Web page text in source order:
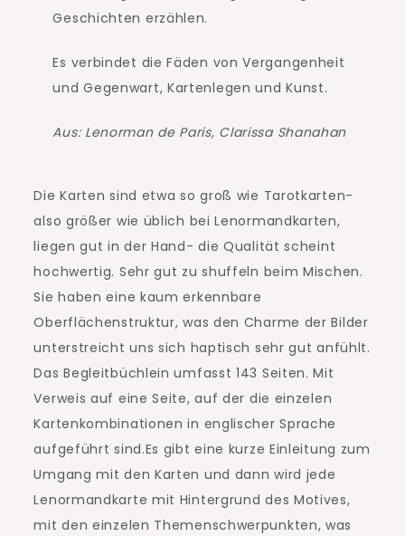
Geschichten erzählen.
Es verbindet die Fäden von Vergangenheit
und Gegenwart, Kartenlegen und Kunst.
Aus: Lenorman de Paris, Clarissa Shanahan
Die Karten sind etwa so groß wie Tarotkarten-
also größer wie üblich bei Lenormandkarten,
liegen gut in der Hand- die Qualität scheint
hochwertig. Sehr gut zu shuffeln beim Mischen.
Sie haben eine kaum erkennbare
Oberflächenstruktur, was den Charme der Bilder
unterstreicht uns sich haptisch sehr gut anfühlt.
Das Begleitbüchlein umfasst 143 Seiten. Mit
Verweis auf eine Seite, auf der die einzelen
Kartenkombinationen in englischer Sprache
aufgeführt sind.Es gibt eine kurze Einleitung zum
Umgang mit den Karten und dann wird jede
Lenormandkarte mit Hintergrund des Motives,
mit den einzelen Themenschwerpunkten, was